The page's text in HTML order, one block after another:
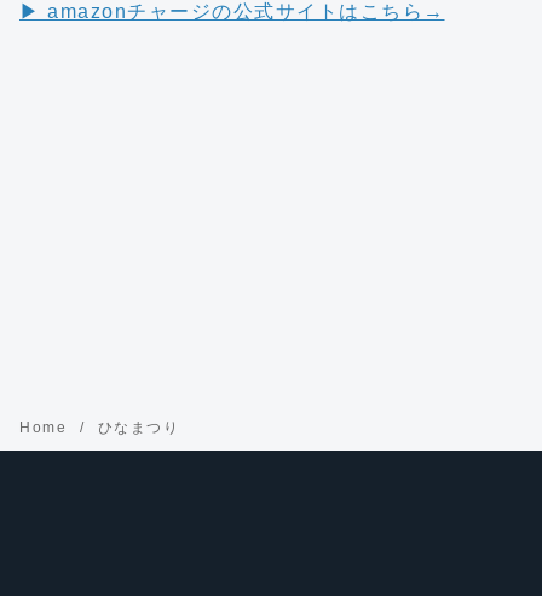
▶︎ amazonチャージの公式サイトはこちら→
Home ひなまつり